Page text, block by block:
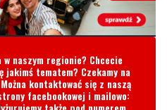
naszym regionie? Chcecie
jakimś tematem? Czekamy na
kontaktować się z naszą
także pod numerem